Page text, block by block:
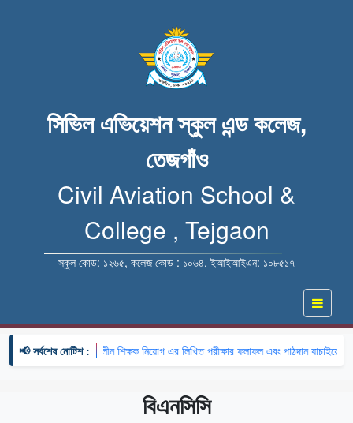
সিভিল এভিয়েশন স্কুল এন্ড কলেজ,
তেজগাঁও
Civil Aviation School &
College , Tejgaon
স্কুল কোড: ১২৬৫, কলেজ কোড : ১০৬৪, ইআইআইএন: ১০৮৫১৭
📢 সর্বশেষ নোটিশ :
🔹 খন্ডকালীন শিক্ষক নিয়োগ এর লিখিত পরীক্ষার ফলাফল এবং পাঠদান যাচাইয়ের
বিএনসিসি